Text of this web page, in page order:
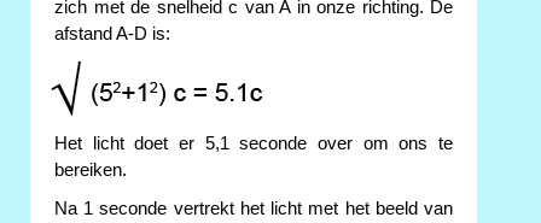
zich met de snelheid c van A in onze richting. De
afstand A-D is:
Het licht doet er 5,1 seconde over om ons te
bereiken.
Na 1 seconde vertrekt het licht met het beeld van